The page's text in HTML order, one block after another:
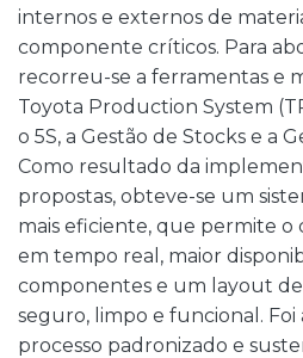
internos e externos de
componente críticos. Para
recorreu-se a ferramentas e
Toyota Production System
o 5S, a Gestão de Stocks e a
Como resultado da
propostas, obteve-se um
mais eficiente, que permite o
em tempo real, maior
componentes e um layout
seguro, limpo e funcional.
processo padronizado e